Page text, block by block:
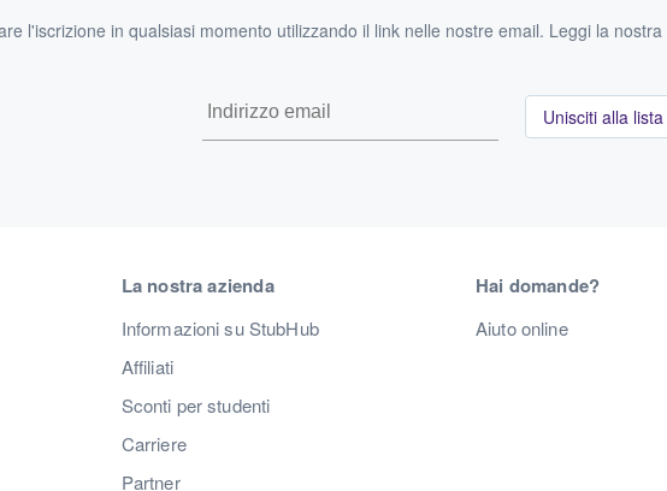
l'iscrizione in qualsiasi momento utilizzando il link nelle nostre email. Leggi la nostra
Unisciti alla lista
La nostra azienda
Informazioni su StubHub
Affiliati
Sconti per studenti
Carriere
Partner
Hai domande?
Aiuto online